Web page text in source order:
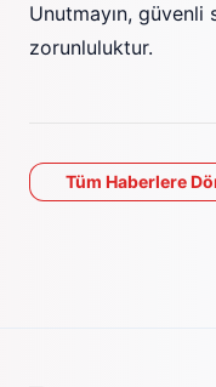
Unutmayın,
zorunluluktur.
Tüm Haberlere